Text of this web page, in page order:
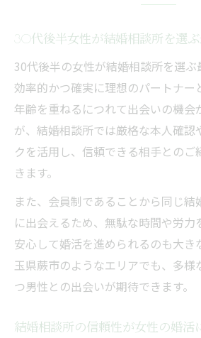
30代後半女性が結婚相談所を選
30代後半の女性が結婚相談所を選ぶ
効率的かつ確実に理想のパートナー
年齢を重ねるにつれて出会いの機会
が、結婚相談所では厳格な本人確認
クを活用し、信頼できる相手とのご
きます。
また、会員制であることから同じ結
に出会えるため、無駄な時間や労力
安心して婚活を進められるのも大き
玉県蕨市のようなエリアでも、多様
つ男性との出会いが期待できます。
結婚相談所の信頼性が女性の婚活